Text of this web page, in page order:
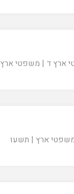
ארץ ד | משפטי ארץ
ארץ | תשעו